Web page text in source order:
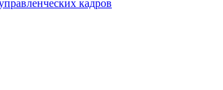
кадров